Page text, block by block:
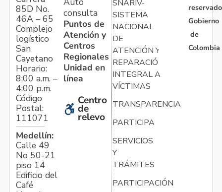
85D No.
46A – 65
Complejo
logístico
San
Cayetano
Horario:
8:00 a.m. –
4:00 p.m.
Código
Postal:
111071
Medellín:
Calle 49
No 50-21
piso 14
Edificio del
Café
consulta
Puntos de
Atención y
Centros
Regionales
Unidad en
línea
Centro
de
relevo
SNARIV-
SISTEMA
NACIONAL
DE
ATENCIÓN Y
REPARACIÓN
INTEGRAL A
VÍCTIMAS
TRANSPARENCIA
PARTICIPA
SERVICIOS
Y
TRÁMITES
PARTICIPACIÓN
Gobierno
de
Colombia